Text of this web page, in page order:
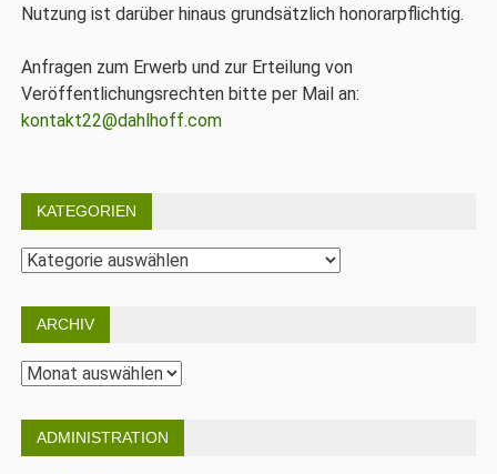
Nutzung ist darüber hinaus grundsätzlich honorarpflichtig.
Anfragen zum Erwerb und zur Erteilung von
Veröffentlichungsrechten bitte per Mail an:
kontakt22@dahlhoff.com
KATEGORIEN
Kategorien
ARCHIV
Archiv
ADMINISTRATION